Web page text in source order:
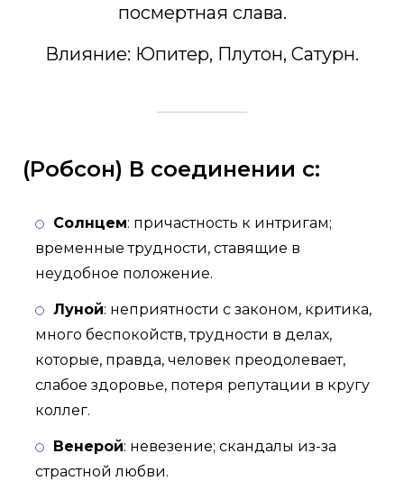
посмертная слава.
Влияние: Юпитер, Плутон, Сатурн.
(Робсон) В соединении с:
Солнцем: причастность к интригам;
временные трудности, ставящие в
неудобное положение.
Луной: неприятности с законом, критика,
много беспокойств, трудности в делах,
которые, правда, человек преодолевает,
слабое здоровье, потеря репутации в кругу
коллег.
Венерой: невезение; скандалы из-за
страстной любви.